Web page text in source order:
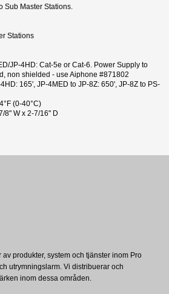
Sub Master Stations.
Stations
JP-4HD: Cat-5e or Cat-6. Power Supply to
non shielded - use Aiphone #871802
165', JP-4MED to JP-8Z: 650', JP-8Z to PS-
(0-40°C)
8" W x 2-7/16" D
produkter, system och tjänster inom Pro
utrymningslarm. Vi distribuerar och
inom dessa områden.